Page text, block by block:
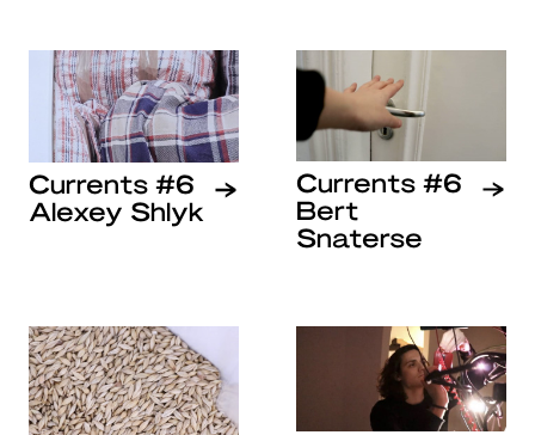
Currents #6
Alexey Shlyk
Currents #6
Bert
Snaterse